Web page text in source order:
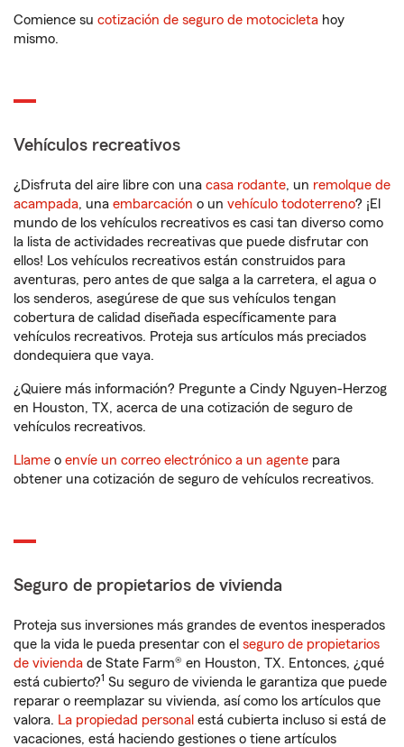
Comience su cotización de seguro de motocicleta hoy
mismo.
Vehículos recreativos
¿Disfruta del aire libre con una casa rodante, un remolque de
acampada, una embarcación o un vehículo todoterreno? ¡El
mundo de los vehículos recreativos es casi tan diverso como
la lista de actividades recreativas que puede disfrutar con
ellos! Los vehículos recreativos están construidos para
aventuras, pero antes de que salga a la carretera, el agua o
los senderos, asegúrese de que sus vehículos tengan
cobertura de calidad diseñada específicamente para
vehículos recreativos. Proteja sus artículos más preciados
dondequiera que vaya.
¿Quiere más información? Pregunte a Cindy Nguyen-Herzog
en Houston, TX, acerca de una cotización de seguro de
vehículos recreativos.
Llame o envíe un correo electrónico a un agente para
obtener una cotización de seguro de vehículos recreativos.
Seguro de propietarios de vivienda
Proteja sus inversiones más grandes de eventos inesperados
que la vida le pueda presentar con el seguro de propietarios
de vivienda de State Farm® en Houston, TX. Entonces, ¿qué
está cubierto?1 Su seguro de vivienda le garantiza que puede
reparar o reemplazar su vivienda, así como los artículos que
valora. La propiedad personal está cubierta incluso si está de
vacaciones, está haciendo gestiones o tiene artículos